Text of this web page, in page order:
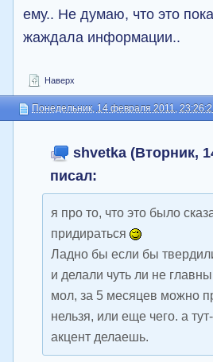
ему.. Не думаю, что это
жаждала информации..
Наверх
Понедельник, 14 февраля 2011,
shvetka (Вторник,
писал:
я про то, что это было
придираться
Ладно бы если бы
и делали чуть ли не
мол, за 5 месяцев можно
нельзя, или еще чего. а
акцент делаешь.